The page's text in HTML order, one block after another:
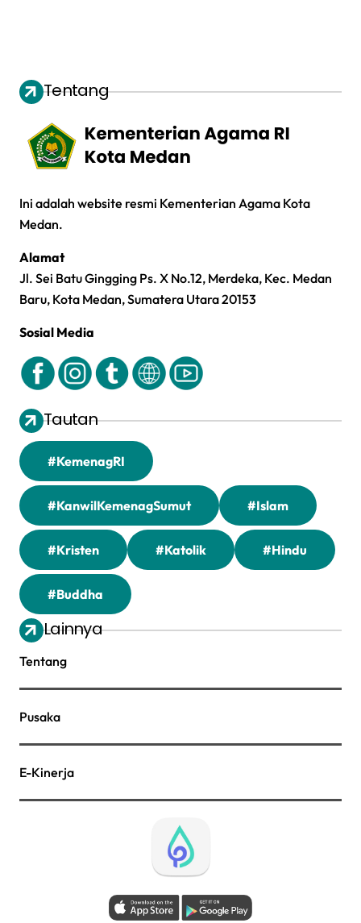
Tentang
Ini adalah website resmi Kementerian Agama Kota
Medan.
Alamat
Jl. Sei Batu Gingging Ps. X No.12, Merdeka, Kec. Medan
Baru, Kota Medan, Sumatera Utara 20153
Sosial Media
Tautan
#KemenagRI
#KanwilKemenagSumut #Islam
#Kristen #Katolik #Hindu
#Buddha
Lainnya
Tentang
Pusaka
E-Kinerja